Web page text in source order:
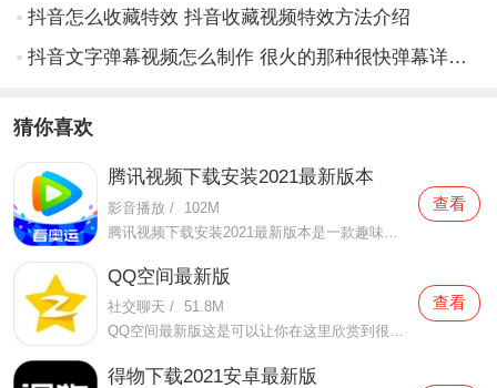
抖音怎么收藏特效 抖音收藏视频特效方法介绍
抖音文字弹幕视频怎么制作 很火的那种很快弹幕详细教程
猜你喜欢
腾讯视频下载安装2021最新版本
影音播放 /
102M
查看
QQ空间最新版
社交聊天 / 51.8M
QQ空间最新版这是可以让你在这里欣赏到很多优质的内容欣赏体验的手机视频软件，在这里的内容有很多都是好友的动态，而且还有很多的互动功能可以让你跟好友之间的亲密度再次提升，大家在这里可以感受到很多优质的社交和很多有趣的心情分享，不仅可以跟人互动，这软件也是自己
查看
得物下载2021安卓最新版